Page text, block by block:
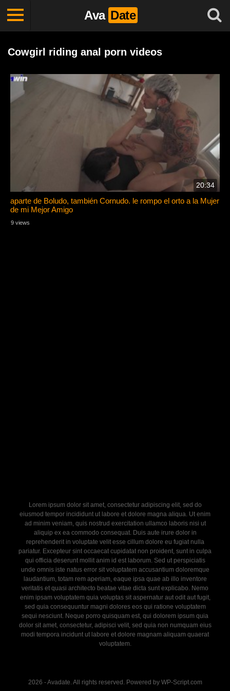
Ava Date
Cowgirl riding anal porn videos
20:34
aparte de Boludo, también Cornudo. le rompo el orto a la Mujer
de mi Mejor Amigo
9 views
Lorem ipsum dolor sit amet, consectetur adipiscing elit, sed do
eiusmod tempor incididunt ut labore et dolore magna aliqua. Ut enim
ad minim veniam, quis nostrud exercitation ullamco laboris nisi ut
aliquip ex ea commodo consequat. Duis aute irure dolor in
reprehenderit in voluptate velit esse cillum dolore eu fugiat nulla
pariatur. Excepteur sint occaecat cupidatat non proident, sunt in culpa
qui officia deserunt mollit anim id est laborum. Sed ut perspiciatis
unde omnis iste natus error sit voluptatem accusantium doloremque
laudantium, totam rem aperiam, eaque ipsa quae ab illo inventore
veritatis et quasi architecto beatae vitae dicta sunt explicabo. Nemo
enim ipsam voluptatem quia voluptas sit aspernatur aut odit aut fugit,
sed quia consequuntur magni dolores eos qui ratione voluptatem
sequi nesciunt. Neque porro quisquam est, qui dolorem ipsum quia
dolor sit amet, consectetur, adipisci velit, sed quia non numquam eius
modi tempora incidunt ut labore et dolore magnam aliquam quaerat
voluptatem.
2026 - Avadate. All rights reserved. Powered by WP-Script.com